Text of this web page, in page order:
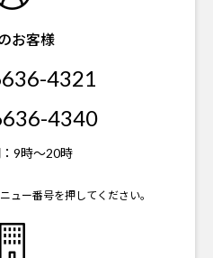
お客様
4321
4340
9時～20時
ュー番号を押してください。